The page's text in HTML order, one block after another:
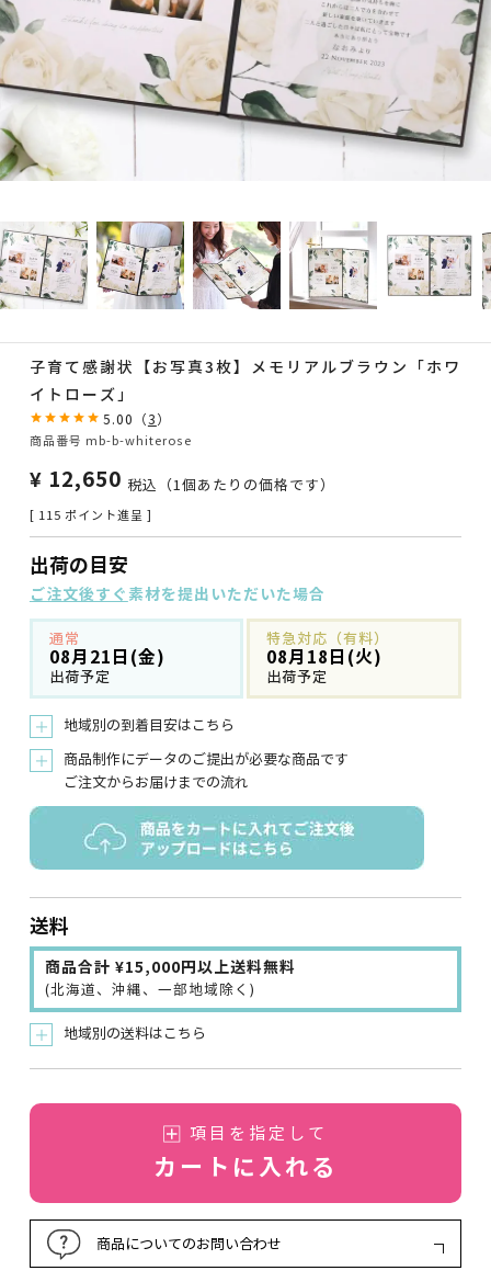
子育て感謝状【お写真3枚】メモリアルブラウン「ホワ
イトローズ」
5.00 （3 ）
商品番号 mb-b-whiterose
¥ 12,650 税込 （1個あたりの価格です）
[ 115 ポイント進呈 ]
出荷の目安
ご注文後すぐ素材を提出いただいた場合
通常
08月21日(金)
出荷予定
特急対応（有料）
08月18日(火)
出荷予定
＋ 地域別の到着目安はこちら
＋
商品制作にデータのご提出が必要な商品です
ご注文からお届けまでの流れ
送料
商品合計 ¥15,000円以上送料無料
(北海道、沖縄、一部地域除く)
＋ 地域別の送料はこちら
項目を指定して
カートに入れる
商品についてのお問い合わせ